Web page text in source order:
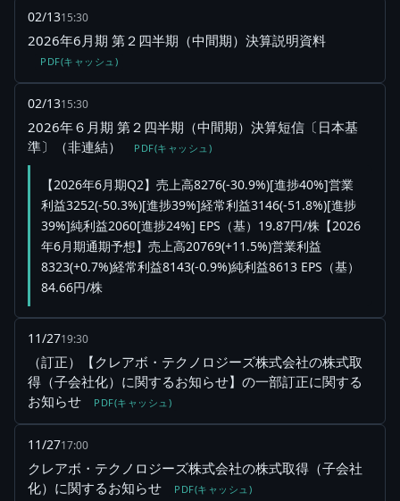
02/1315:30
2026年6月期 第２四半期（中間期）決算説明資料
PDF(キャッシュ)
02/1315:30
2026年６月期 第２四半期（中間期）決算短信〔日本基
準〕（非連結）
PDF(キャッシュ)
【2026年6月期Q2】売上高8276(-30.9%)[進捗40%]営業
利益3252(-50.3%)[進捗39%]経常利益3146(-51.8%)[進捗
39%]純利益2060[進捗24%] EPS（基）19.87円/株【2026
年6月期通期予想】売上高20769(+11.5%)営業利益
8323(+0.7%)経常利益8143(-0.9%)純利益8613 EPS（基）
84.66円/株
11/2719:30
（訂正）【クレアボ・テクノロジーズ株式会社の株式取
得（子会社化）に関するお知らせ】の一部訂正に関する
お知らせ
PDF(キャッシュ)
11/2717:00
クレアボ・テクノロジーズ株式会社の株式取得（子会社
化）に関するお知らせ
PDF(キャッシュ)